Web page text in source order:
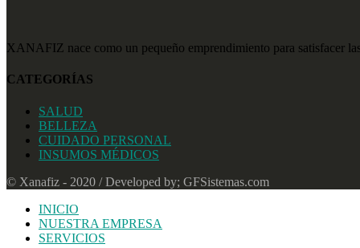
XANAFIZ nace como un pequeño emprendimiento para satisfacer
CATEGORÍAS
SALUD
BELLEZA
CUIDADO PERSONAL
INSUMOS MÉDICOS
© Xanafiz - 2020 / Developed by; GFSistemas.com
INICIO
NUESTRA EMPRESA
SERVICIOS